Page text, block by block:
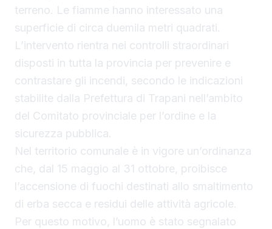
terreno. Le fiamme hanno interessato una
superficie di circa duemila metri quadrati.
L’intervento rientra nei controlli straordinari
disposti in tutta la provincia per prevenire e
contrastare gli incendi, secondo le indicazioni
stabilite dalla Prefettura di Trapani nell’ambito
del Comitato provinciale per l’ordine e la
sicurezza pubblica.
Nel territorio comunale è in vigore un’ordinanza
che, dal 15 maggio al 31 ottobre, proibisce
l’accensione di fuochi destinati allo smaltimento
di erba secca e residui delle attività agricole.
Per questo motivo, l’uomo è stato segnalato